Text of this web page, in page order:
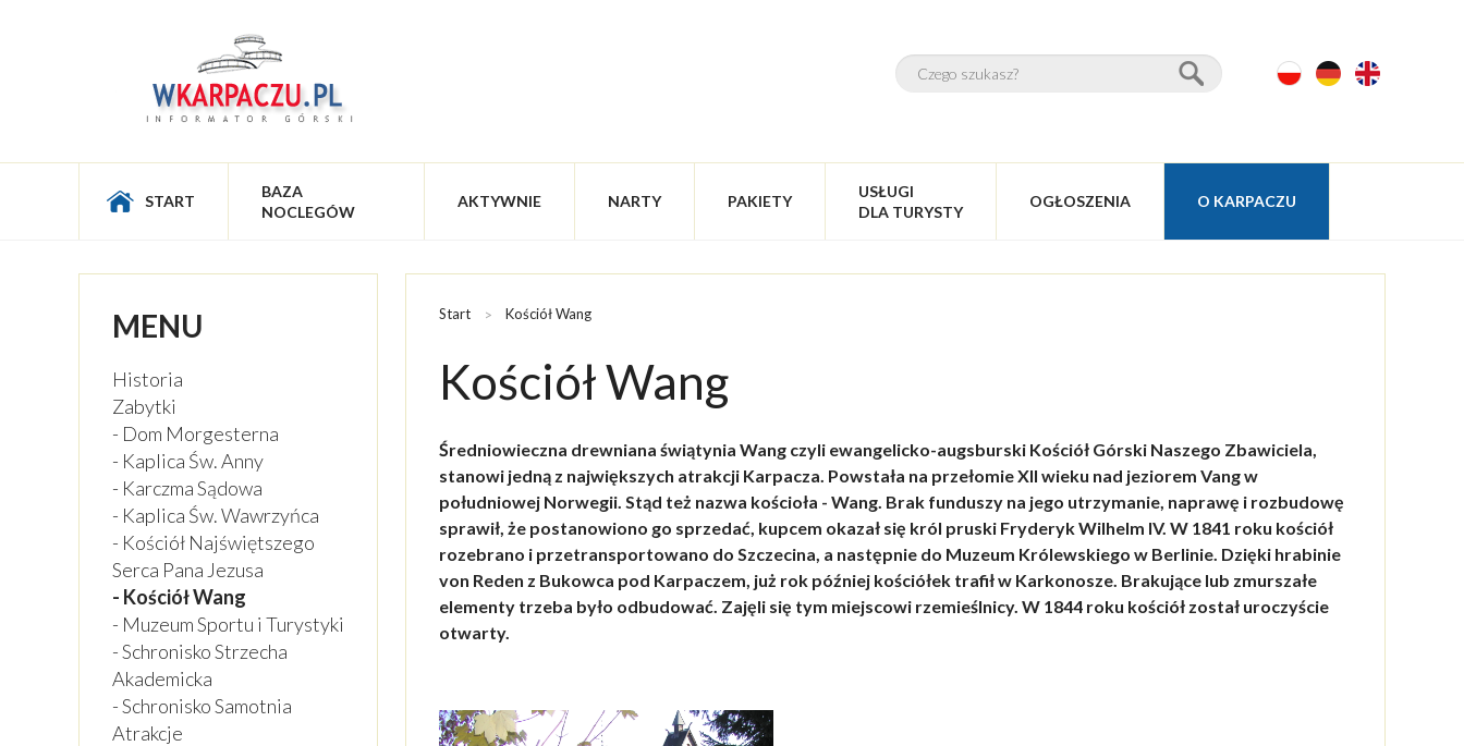
START
BAZA
NOCLEGÓW
AKTYWNIE NARTY PAKIETY
USŁUGI
DLA TURYSTY
OGŁOSZENIA O KARPACZU
Start Kościół Wang
Kościół Wang
Średniowieczna drewniana świątynia Wang czyli ewangelicko-augsburski Kościół Górski Naszego Zbawiciela,
stanowi jedną z największych atrakcji Karpacza. Powstała na przełomie XII wieku nad jeziorem Vang w
południowej Norwegii. Stąd też nazwa kościoła - Wang. Brak funduszy na jego utrzymanie, naprawę i rozbudowę
sprawił, że postanowiono go sprzedać, kupcem okazał się król pruski Fryderyk Wilhelm IV. W 1841 roku kościół
rozebrano i przetransportowano do Szczecina, a następnie do Muzeum Królewskiego w Berlinie. Dzięki hrabinie
von Reden z Bukowca pod Karpaczem, już rok później kościółek trafił w Karkonosze. Brakujące lub zmurszałe
elementy trzeba było odbudować. Zajęli się tym miejscowi rzemieślnicy. W 1844 roku kościół został uroczyście
otwarty.
MENU
Historia
Zabytki
- Dom Morgesterna
- Kaplica Św. Anny
- Karczma Sądowa
- Kaplica Św. Wawrzyńca
- Kościół Najświętszego
Serca Pana Jezusa
- Kościół Wang
- Muzeum Sportu i Turystyki
- Schronisko Strzecha
Akademicka
- Schronisko Samotnia
Atrakcje